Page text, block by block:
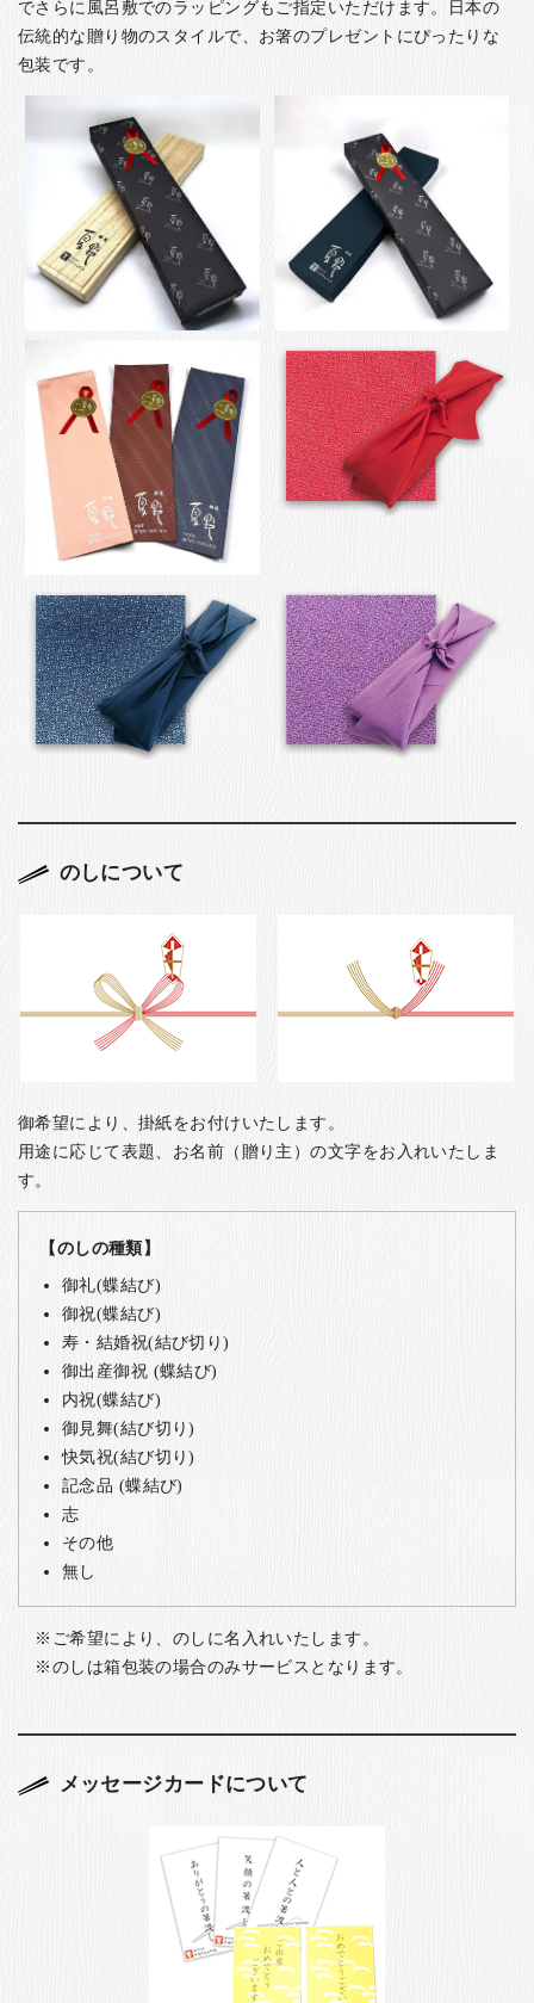
でさらに風呂敷でのラッピングもご指定いただけます。日本の
伝統的な贈り物のスタイルで、お箸のプレゼントにぴったりな
包装です。
のしについて
御希望により、掛紙をお付けいたします。
用途に応じて表題、お名前（贈り主）の文字をお入れいたしま
す。
【のしの種類】
御礼(蝶結び)
御祝(蝶結び)
寿・結婚祝(結び切り)
御出産御祝 (蝶結び)
内祝(蝶結び)
御見舞(結び切り)
快気祝(結び切り)
記念品 (蝶結び)
志
その他
無し
ご希望により、のしに名入れいたします。
のしは箱包装の場合のみサービスとなります。
メッセージカードについて